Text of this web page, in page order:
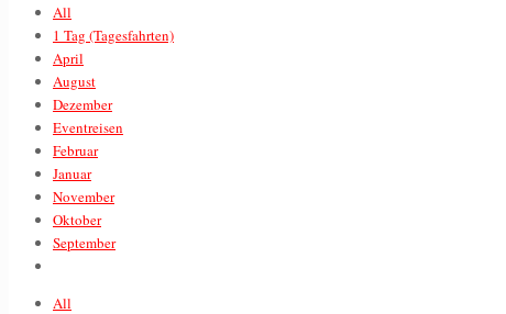
All
1 Tag (Tagesfahrten)
April
August
Dezember
Eventreisen
Februar
Januar
November
Oktober
September
All